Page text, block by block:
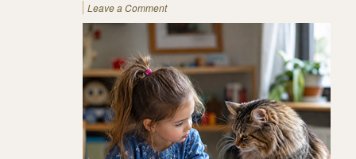
Leave a Comment